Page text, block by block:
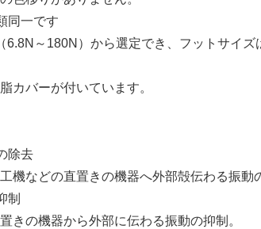
同一です
6.8N～180N）から選定でき、フットサイズ
カバーが付いています。
除去
機などの直置きの機器へ外部殻伝わる振動
制
きの機器から外部に伝わる振動の抑制。